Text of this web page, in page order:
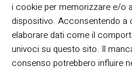
i cookie per memorizzare e/o
dispositivo. Acconsentendo a
elaborare dati come il
univoci su questo sito. Il
consenso potrebbero influire